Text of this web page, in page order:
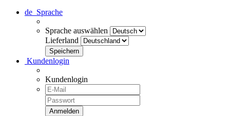
de Sprache
Sprache auswählen
Lieferland
Kundenlogin
Kundenlogin